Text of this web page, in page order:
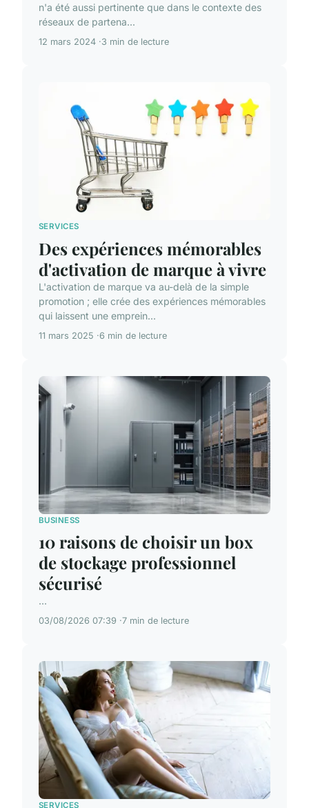
n'a été aussi pertinente que dans le contexte des
réseaux de partena...
12 mars 2024 3 min de lecture
SERVICES
Des expériences mémorables
d'activation de marque à vivre
L'activation de marque va au-delà de la simple
promotion ; elle crée des expériences mémorables
qui laissent une emprein...
11 mars 2025 6 min de lecture
BUSINESS
10 raisons de choisir un box
de stockage professionnel
sécurisé
...
03/08/2026 07:39 7 min de lecture
SERVICES